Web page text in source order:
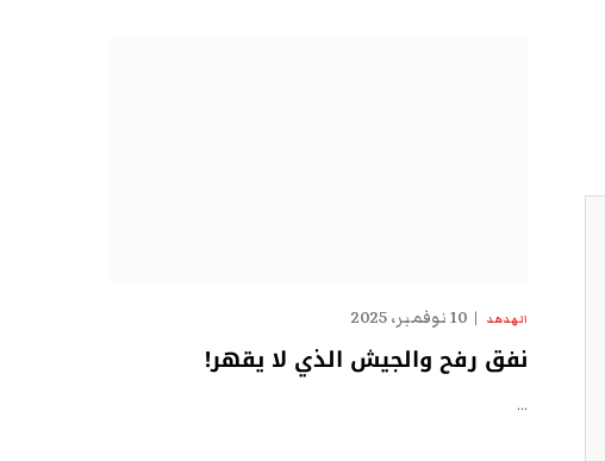
الهدهد 10 نوفمبر، 2025
نفق رفح والجيش الذي لا يقهر!
…